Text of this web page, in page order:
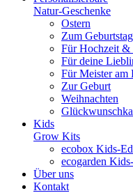
Natur-Geschenke
Ostern
Zum Geburtstag
Für Hochzeit &
Für deine
Für Meister
Zur Geburt
Weihnachten
Kids
Grow Kits
ecobox Kids-
ecogarden
Über uns
Kontakt